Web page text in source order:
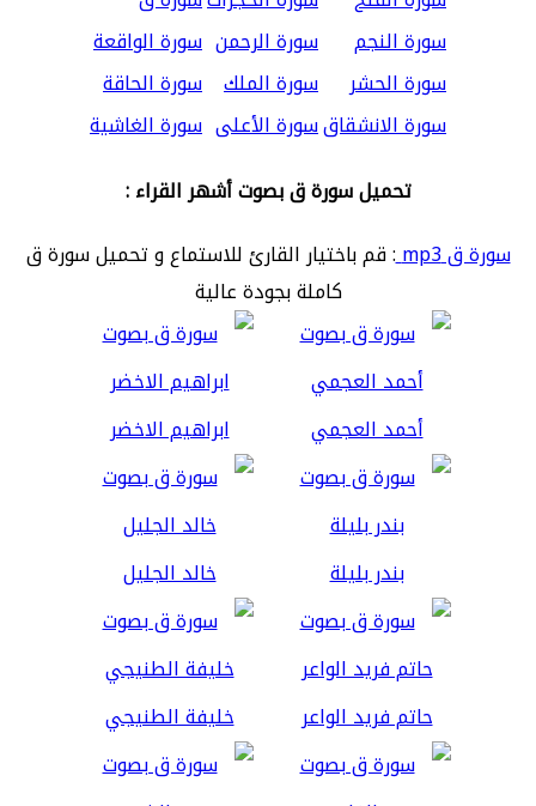
سورة النجم
سورة الرحمن سورة الواقعة
سورة الحشر
سورة الملك سورة الحاقة
سورة الانشقاقسورة الأعلى سورة الغاشية
تحميل سورة ق بصوت أشهر القراء :
سورة ق mp3
: قم باختيار القارئ للاستماع و تحميل سورة ق
كاملة بجودة عالية
أحمد العجمي ابراهيم الاخضر
بندر بليلة خالد الجليل
حاتم فريد الواعر خليفة الطنيجي